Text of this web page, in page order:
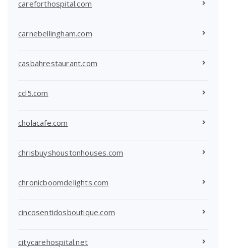
careforthospital.com
carnebellingham.com
casbahrestaurant.com
ccl5.com
cholacafe.com
chrisbuyshoustonhouses.com
chronicboomdelights.com
cincosentidosboutique.com
citycarehospital.net